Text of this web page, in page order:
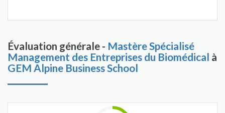
Évaluation générale - Mastère Spécialisé
Management des Entreprises du Biomédical à
GEM Alpine Business School